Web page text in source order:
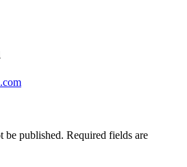
be published. Required fields are